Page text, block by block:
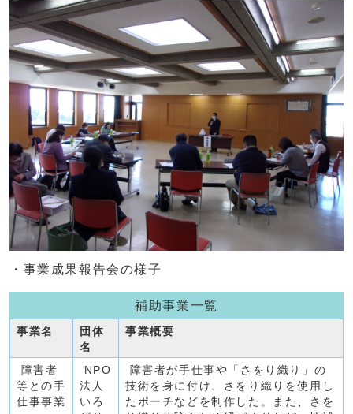
・事業成果報告会の様子
補助事業一覧
事業名
団体
名
事業概要
障害者
等との手
仕事事業
NPO
法人
いろ
障害者が手仕事や「さをり織り」の
技術を身に付け、さをり織りを使用し
たポーチなどを制作した。また、さを